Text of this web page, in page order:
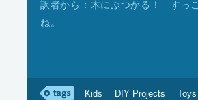
訳者から：木にぶつかる！ すっ
ね。
Kids DIY Projects